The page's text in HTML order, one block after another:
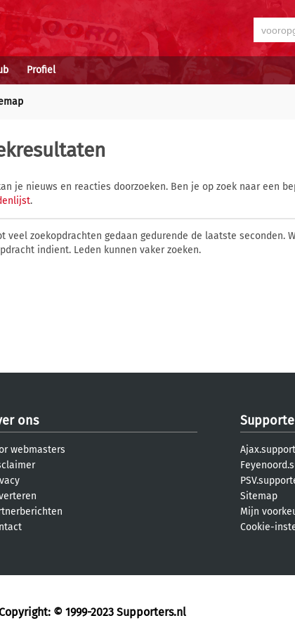
Profiel
je nieuws en reacties doorzoeken. Ben je op zoek naar een
.
veel zoekopdrachten gedaan gedurende de laatste seconden.
indient. Leden kunnen vaker zoeken.
ons
webmasters
Sitemap
Mijn
Cookie-
Copyright: © 1999-2023 Supporters.nl